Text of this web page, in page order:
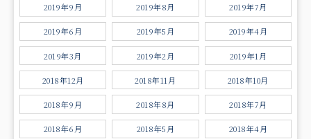
2019年9月 2019年8月 2019年7月
2019年6月 2019年5月 2019年4月
2019年3月 2019年2月 2019年1月
2018年12月 2018年11月 2018年10月
2018年9月 2018年8月 2018年7月
2018年6月 2018年5月 2018年4月